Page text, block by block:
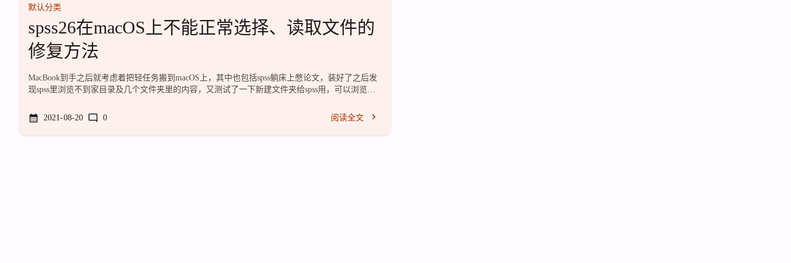
默认分类
spss26在macOS上不能正常选择、读取文件的
修复方法
MacBook到手之后就考虑着把轻任务搬到macOS上，其中也包括spss躺床上憋论文，装好了之后发
现spss里浏览不到家目录及几个文件夹里的内容，又测试了一下新建文件夹给spss用，可以浏览到
出的解决方案就是自己建一个目录给spss用真有你的。不过，他们不久就推出了一个临时补丁来解
决这个问题，补丁需要26.0.1。再然后，他们把这个补丁集成到了26.0.2里面。鉴于我下载到的spss
是26.0，直接打26.0.2补丁显然比较快捷。下个补丁还需要登IBM账号，我下载完之后就顺手传了
2021-08-20 0 阅读全文